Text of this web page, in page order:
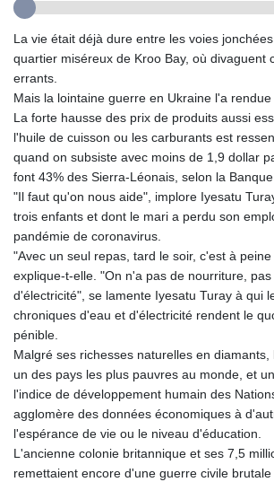
GNF
GTQ 8.807392
HTG 150.917301
HUF 365.417829
IDR
ILS 3.465254
INR 109.88556
IQD 1512.132406
1584001.909458
JMD 182.968915
JPY 182.476764
KGS 100.753239
La vie était déjà dure entre les voies
quartier miséreux de Kroo Bay, où divaguent
errants.
Mais la lointaine guerre en Ukraine l'a
La forte hausse des prix de produits aussi
l'huile de cuisson ou les carburants est
quand on subsiste avec moins de 1,9 dollar
font 43% des Sierra-Léonais, selon la
"Il faut qu'on nous aide", implore Iyesatu
trois enfants et dont le mari a perdu son
pandémie de coronavirus.
"Avec un seul repas, tard le soir, c'est à
explique-t-elle. "On n'a pas de nourriture,
d'électricité", se lamente Iyesatu Turay à qui
chroniques d'eau et d'électricité rendent le
pénible.
Malgré ses richesses naturelles en
un des pays les plus pauvres au monde, et
l'indice de développement humain des
agglomère des données économiques à
l'espérance de vie ou le niveau d'éducation.
L'ancienne colonie britannique et ses 7,5
remettaient encore d'une guerre civile